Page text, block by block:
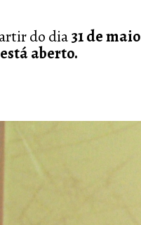
do dia31 de maio
aberto.